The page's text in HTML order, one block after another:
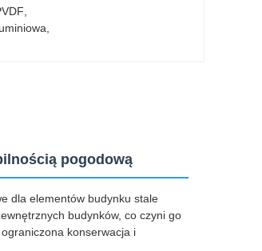
pogodową
dla elementów budynku stale
budynków, co czyni go
konserwacja i